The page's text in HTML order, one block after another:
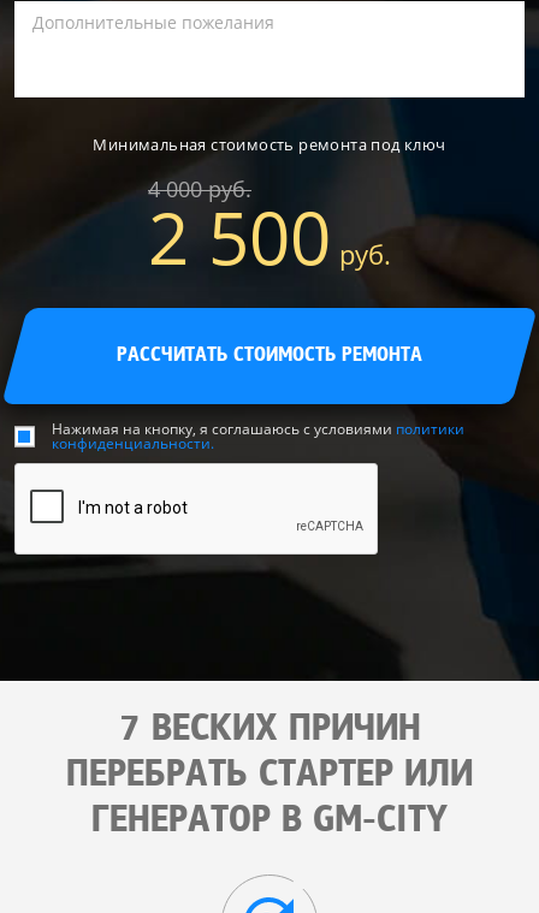
Минимальная стоимость ремонта под ключ
4 000 руб.
2 500 руб.
РАССЧИТАТЬ СТОИМОСТЬ РЕМОНТА
Нажимая на кнопку, я соглашаюсь с условиями политики
конфиденциальности.
7 ВЕСКИХ ПРИЧИН
ПЕРЕБРАТЬ СТАРТЕР ИЛИ
ГЕНЕРАТОР В GM-CITY